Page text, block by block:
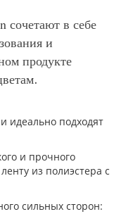
в себе
и
продукте
.
идеально подходят
и прочного
из полиэстера с
сильных сторон: